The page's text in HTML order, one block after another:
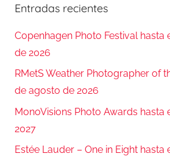
Entradas recientes
Copenhagen Photo Festival hasta
de 2026
RMetS Weather Photographer of
de agosto de 2026
MonoVisions Photo Awards hasta
2027
Estée Lauder – One in Eight hasta